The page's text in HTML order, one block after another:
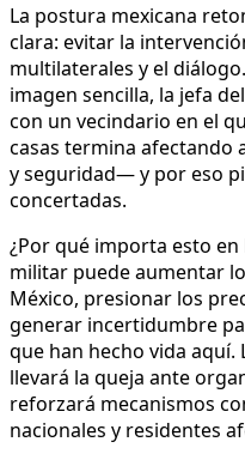
La postura mexicana
clara: evitar la
multilaterales y el
imagen sencilla, la jefa
con un vecindario en el
casas termina
y seguridad— y por eso
concertadas.
¿Por qué importa esto
militar puede aumentar
México, presionar los
generar incertidumbre
que han hecho vida aquí.
llevará la queja ante
reforzará mecanismos
nacionales y residentes